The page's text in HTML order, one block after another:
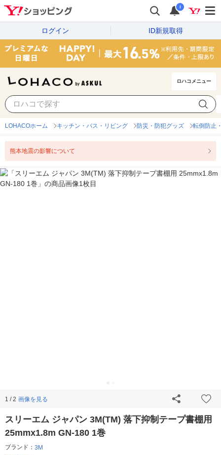
i
ログイン ID新規取得
ロハコメニュー
LOHACOホーム キッチン・バス・リビング 防災・防犯グッズ 転倒防止
熊本地震の影響について
1 / 2 画像を見る
スリーエム ジャパン 3M(TM) 落下抑制テープ書棚用
25mmx1.8m GN-180 1巻
ブランド： 3M